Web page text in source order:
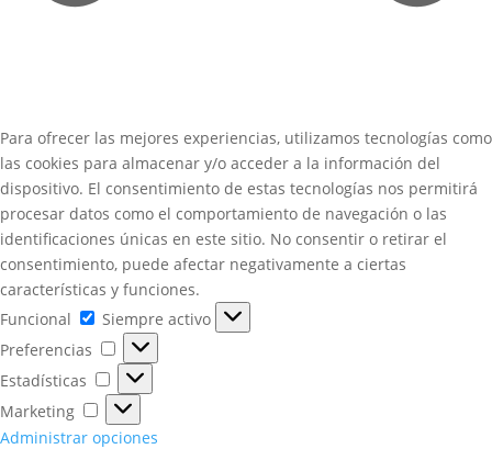
Para ofrecer las mejores experiencias, utilizamos tecnologías como
las cookies para almacenar y/o acceder a la información del
dispositivo. El consentimiento de estas tecnologías nos permitirá
procesar datos como el comportamiento de navegación o las
identificaciones únicas en este sitio. No consentir o retirar el
consentimiento, puede afectar negativamente a ciertas
características y funciones.
Funcional
Funcional
Siempre activo
Preferencias
Preferencias
Estadísticas
Estadísticas
Marketing
Marketing
Administrar opciones